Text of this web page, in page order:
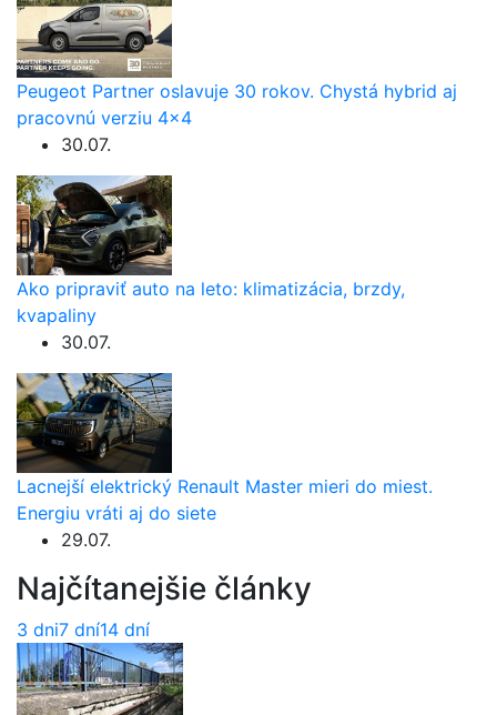
Peugeot Partner oslavuje 30 rokov. Chystá hybrid aj
pracovnú verziu 4×4
30.07.
Ako pripraviť auto na leto: klimatizácia, brzdy,
kvapaliny
30.07.
Lacnejší elektrický Renault Master mieri do miest.
Energiu vráti aj do siete
29.07.
Najčítanejšie články
3 dni7 dní14 dní